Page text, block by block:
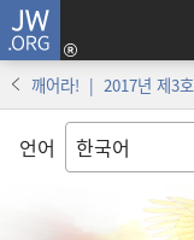
JW.ORG
깨어라! | 2017년 제3호
언어